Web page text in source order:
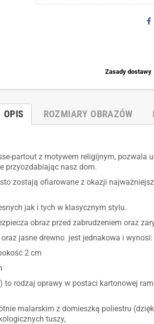
Zasady dostawy
OPIS ROZMIARY OBRAZÓW
partout z motywem religijnym, pozwala
przyozdabiając nasz dom.
zostają ofiarowane z okazji
jak i tych w klasycznym stylu.
obraz przed zabrudzeniem oraz
jasne drewno jest jednakowa i
2 cm
) to rodzaj oprawy w postaci kartonowej
malarskim z domieszką poliestru
tuszy,